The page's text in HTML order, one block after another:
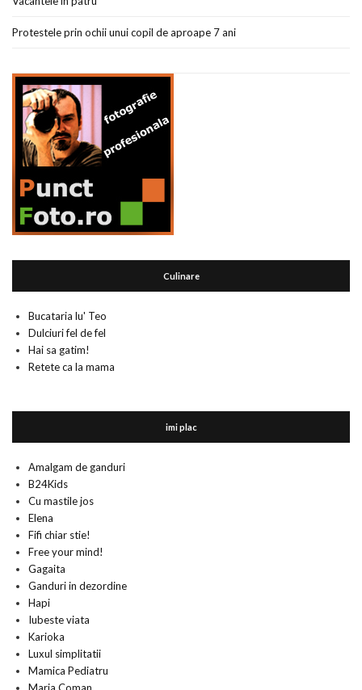
Protestele prin ochii unui copil de aproape 7 ani
Culinare
Bucataria lu' Teo
Dulciuri fel de fel
Hai sa gatim!
Retete ca la mama
imi plac
Amalgam de ganduri
B24Kids
Cu mastile jos
Elena
Fifi chiar stie!
Free your mind!
Gagaita
Ganduri in dezordine
Hapi
Iubeste viata
Karioka
Luxul simplitatii
Mamica Pediatru